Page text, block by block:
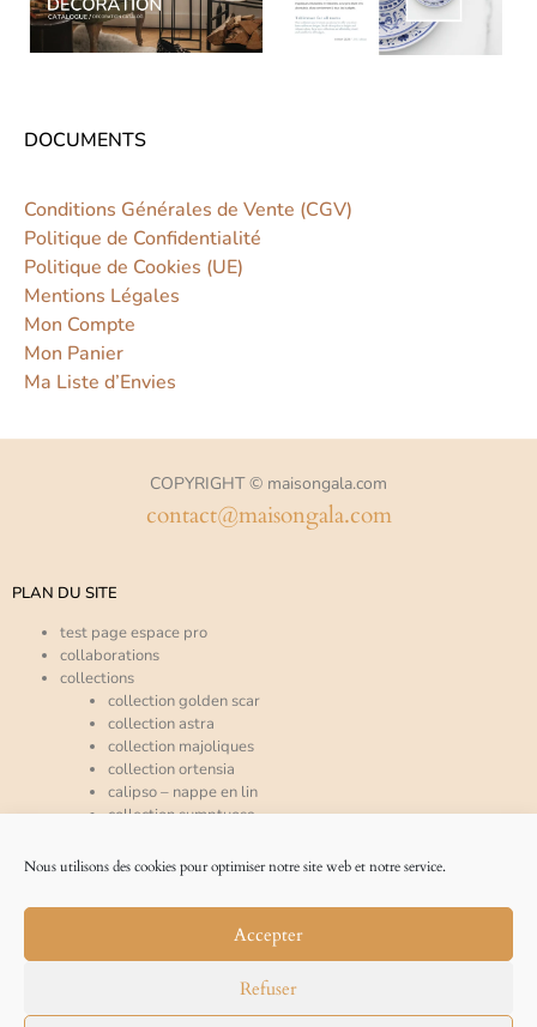
Nous utilisons des cookies pour optimiser notre site web et notre service.
Accepter
Refuser
DOCUMENTS
Conditions Générales de Vente (CGV)
Politique de Confidentialité
Politique de Cookies (UE)
Mentions Légales
Mon Compte
Mon Panier
Ma Liste d’Envies
COPYRIGHT © maisongala.com
contact@maisongala.com
PLAN DU SITE
test page espace pro
collaborations
collections
collection golden scar
collection astra
collection majoliques
collection ortensia
calipso – nappe en lin
collection sumptuosa
collection chef
collection circe
collection galatea
accueil